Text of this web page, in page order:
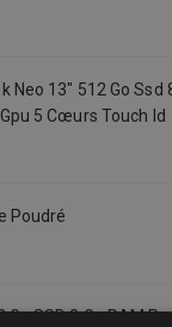
Azerty
Neo 13" 512 Go Ssd
5 Cœurs Touch Id
Poudré
SSD 8 Go RAM